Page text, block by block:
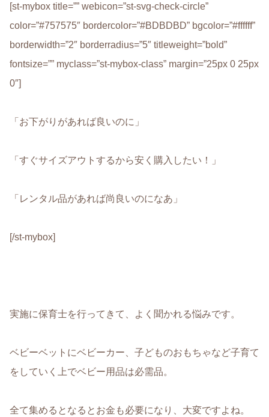
[st-mybox title=”” webicon=”st-svg-check-circle”
color=”#757575″ bordercolor=”#BDBDBD” bgcolor=”#ffffff”
borderwidth=”2″ borderradius=”5″ titleweight=”bold”
fontsize=”” myclass=”st-mybox-class” margin=”25px 0 25px
0″]
「お下がりがあれば良いのに」
「すぐサイズアウトするから安く購入したい！」
「レンタル品があれば尚良いのになあ」
[/st-mybox]
実施に保育士を行ってきて、よく聞かれる悩みです。
ベビーベットにベビーカー、子どものおもちゃなど子育て
をしていく上でベビー用品は必需品。
全て集めるとなるとお金も必要になり、大変ですよね。